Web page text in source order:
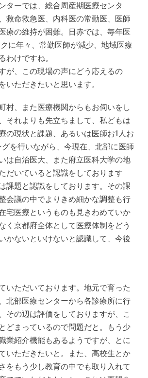
ターでは、総合周産期医療センタ
救命救急医、内科医の常勤医、医師
療の維持が困難。日赤では、毎年医
に年々、常勤医師が減少、地域医療
けですね。
が、この現場の声にどう応えるの
ただきたいと思います。
、また医療機関からもお伺いをし
それよりも先立ちまして、私どもは
の現状と課題、あるいは医師お1人お
を行いながら、今現在、北部に医師
は自治医大、また府立医科大学の地
だいていると認識をしております
課題と認識をしております。その課
会議の中でよりきめ細かな調整も行
宅医療というものも見きわめていか
く京都府全体として医療体制をどう
かないといけないと認識して、今後
ただいております。地元で育った
北部医療センターから各診療所に行
その辺は評価をしておりますが、こ
どまっているので問題だと。もう少
業紹介機能もあるようですが、とに
いただきたいと。また、高校生とか
をもう少し教育の中でも取り入れて